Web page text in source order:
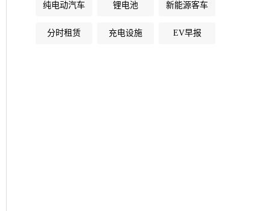
纯电动汽车 锂电池 新能源客车
分时租赁 充电设施 EV早报